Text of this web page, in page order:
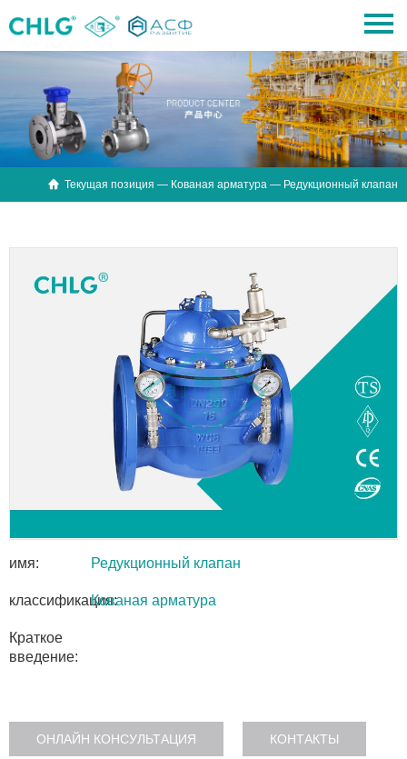
 Текущая позиция — Кованая арматура — Редукционный клапан
имя: Редукционный клапан
классификация:Кованая арматура
Краткое
введение:
ОНЛАЙН КОНСУЛЬТАЦИЯ КОНТАКТЫ